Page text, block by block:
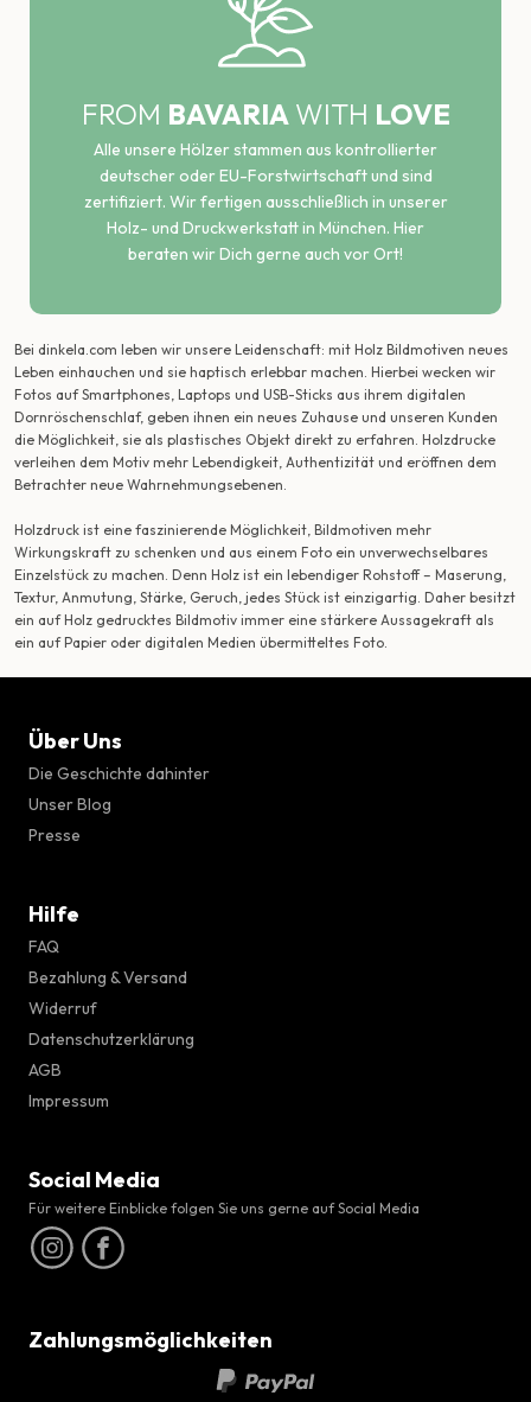
FROM BAVARIAWITH LOVE
Alle unsere Hölzer stammen aus kontrollierter
deutscher oder EU-Forstwirtschaft und sind
zertifiziert. Wir fertigen ausschließlich in unserer
Holz- und Druckwerkstatt in München. Hier
beraten wir Dich gerne auch vor Ort!
Bei dinkela.com leben wir unsere Leidenschaft: mit Holz Bildmotiven neues
Leben einhauchen und sie haptisch erlebbar machen. Hierbei wecken wir
Fotos auf Smartphones, Laptops und USB-Sticks aus ihrem digitalen
Dornröschenschlaf, geben ihnen ein neues Zuhause und unseren Kunden
die Möglichkeit, sie als plastisches Objekt direkt zu erfahren. Holzdrucke
verleihen dem Motiv mehr Lebendigkeit, Authentizität und eröffnen dem
Betrachter neue Wahrnehmungsebenen.
Holzdruck ist eine faszinierende Möglichkeit, Bildmotiven mehr
Wirkungskraft zu schenken und aus einem Foto ein unverwechselbares
Einzelstück zu machen. Denn Holz ist ein lebendiger Rohstoff – Maserung,
Textur, Anmutung, Stärke, Geruch, jedes Stück ist einzigartig. Daher besitzt
ein auf Holz gedrucktes Bildmotiv immer eine stärkere Aussagekraft als
ein auf Papier oder digitalen Medien übermitteltes Foto.
Über Uns
Die Geschichte dahinter
Unser Blog
Presse
Hilfe
FAQ
Bezahlung & Versand
Widerruf
Datenschutzerklärung
AGB
Impressum
Social Media
Für weitere Einblicke folgen Sie uns gerne auf Social Media
Zahlungsmöglichkeiten